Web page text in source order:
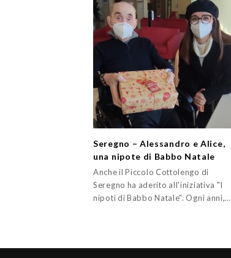
Seregno – Alessandro e Alice,
una nipote di Babbo Natale
Anche il Piccolo Cottolengo di
Seregno ha aderito all'iniziativa "I
nipoti di Babbo Natale". Ogni anni,…